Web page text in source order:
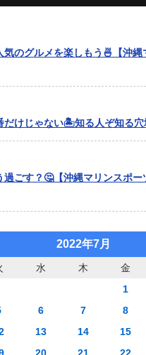
気のグルメを楽しもう🍜【沖縄
だけじゃない🏝️知る人ぞ知る
過ごす？🤔【沖縄マリンスポ
2022年7月
水 木 金
1
6 7 8
13 14 15